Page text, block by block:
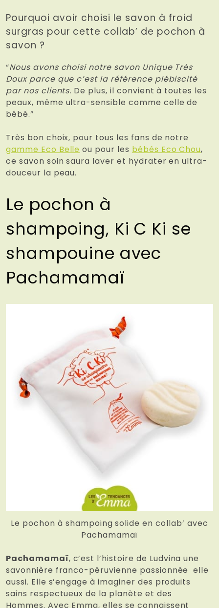
Pourquoi avoir choisi le savon à froid
surgras pour cette collab’ de pochon à
savon ?
“Nous avons choisi notre savon Unique Très
Doux parce que c’est la référence plébiscité
par nos clients. De plus, il convient à toutes les
peaux, même ultra-sensible comme celle de
bébé.”
Très bon choix, pour tous les fans de notre
gamme Eco Belle ou pour les bébés Eco Chou,
ce savon soin saura laver et hydrater en ultra-
douceur la peau.
Le pochon à
shampoing, Ki C Ki se
shampouine avec
Pachamamaï
Le pochon à shampoing solide en collab’ avec
Pachamamaï
Pachamamaï, c’est l’histoire de Ludvina une
savonnière franco-péruvienne passionnée elle
aussi. Elle s’engage à imaginer des produits
sains respectueux de la planète et des
Hommes. Avec Emma, elles se connaissent